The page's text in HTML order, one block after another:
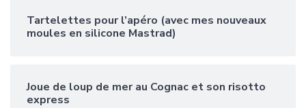
Tartelettes pour l’apéro (avec mes nouveaux
moules en silicone Mastrad)
Joue de loup de mer au Cognac et son risotto
express